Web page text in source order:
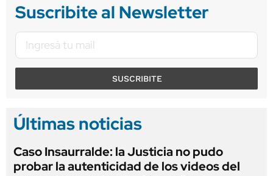
Suscribite al Newsletter
SUSCRIBITE
Últimas noticias
Caso Insaurralde: la Justicia no pudo
probar la autenticidad de los videos del